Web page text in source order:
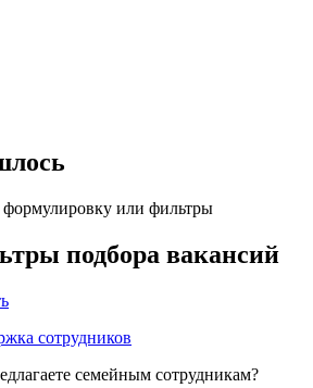
или фильтры
подбора вакансий
сотрудников
семейным сотрудникам?